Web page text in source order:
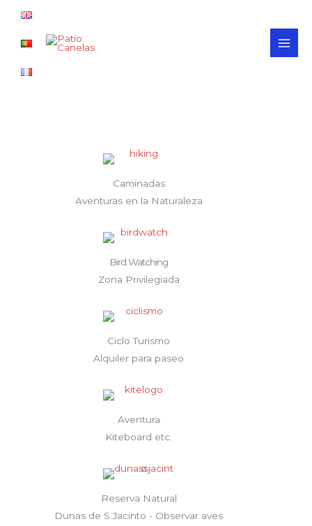
contenido
Caminadas
Aventuras en la Naturaleza
Bird Watching
Zona Privilegiada
Ciclo Turismo
Alquiler para paseo
Aventura
Kiteboard etc.
Reserva Natural
Dunas de S.Jacinto - Observar aves